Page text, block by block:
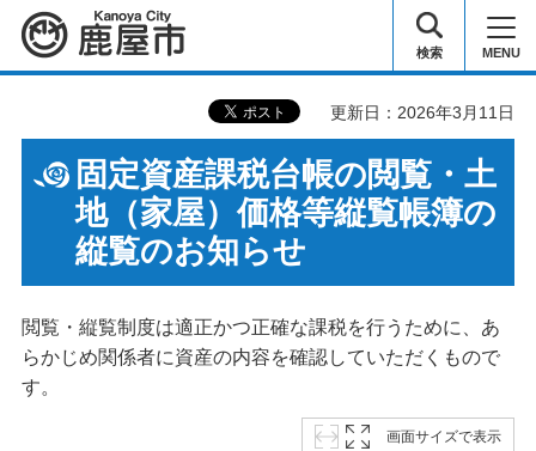
鹿屋市 検索 MENU
更新日：2026年3月11日
固定資産課税台帳の閲覧・土
地（家屋）価格等縦覧帳簿の
縦覧のお知らせ
閲覧・縦覧制度は適正かつ正確な課税を行うために、あ
らかじめ関係者に資産の内容を確認していただくもので
す。
画面サイズで表示